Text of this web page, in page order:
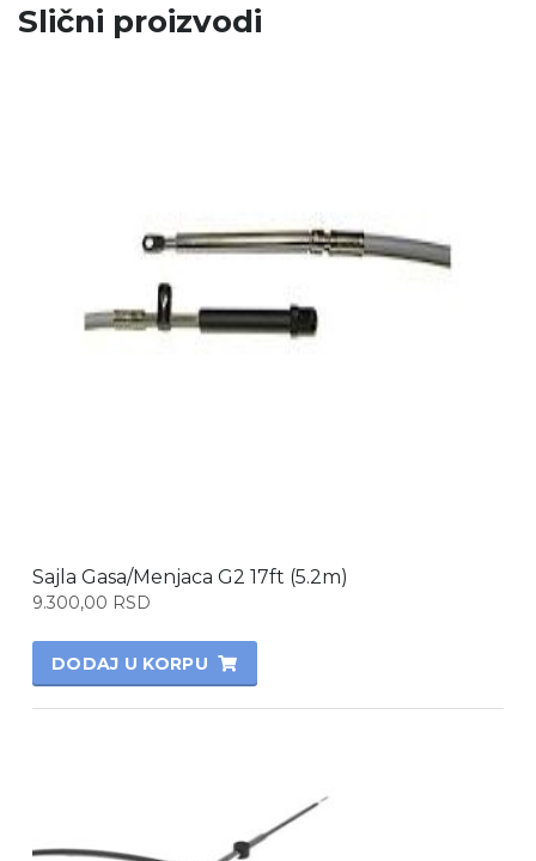
Slični proizvodi
Sajla Gasa/Menjaca G2 17ft (5.2m)
9.300,00 RSD
DODAJ U KORPU